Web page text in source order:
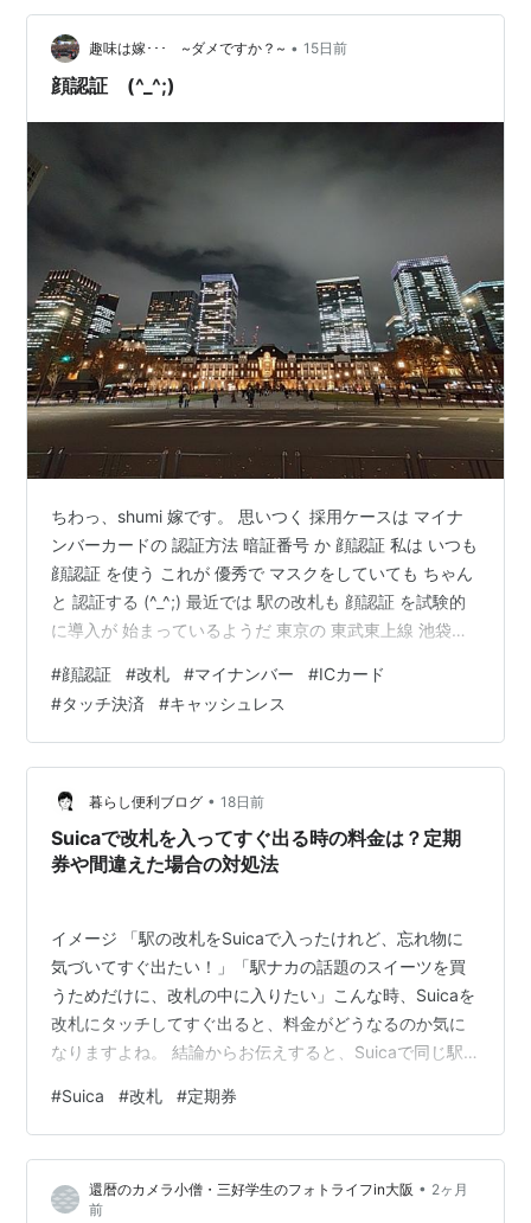
趣味は嫁･･･ ~ダメですか？~ • 15日前
顔認証 (^_^;)
ちわっ、shumi 嫁です。 思いつく 採用ケースは マイナ
ンバーカードの 認証方法 暗証番号 か 顔認証 私は いつも
顔認証 を使う これが 優秀で マスクをしていても ちゃん
と 認証する (^_^;) 最近では 駅の改札も 顔認証 を試験的
に導入が 始まっているようだ 東京の 東武東上線 池袋か
の切符を 駅の窓口で買い 改札には 人が立ち 切符に 駅特
有の 何て言ったかな 切り込みを 入れてた (^_^;) ちなみに
この切り込みは 駅ごとに 型が違ったらしい･･･ それが 磁
気切符 になり 改札には 人じゃなく 磁気を読み取る…
#顔認証 #改札 #マイナンバー #ICカード
#タッチ決済 #キャッシュレス
暮らし便利ブログ • 18日前
Suicaで改札を入ってすぐ出る時の料金は？定期
券や間違えた場合の対処法
イメージ 「駅の改札をSuicaで入ったけれど、忘れ物に
気づいてすぐ出たい！」「駅ナカの話題のスイーツを買
うためだけに、改札の中に入りたい」こんな時、Suicaを
改札にタッチしてすぐ出ると、料金がどうなるのか気に
なりますよね。 結論からお伝えすると、Suicaで同じ駅
じ料金（150円または140円）」が自動的に引き落とされ
ます。これはJR東日本などで導入されている「タッチで
エキナカ」という便利なサービスが適用されるためで
す。 ただし、「Suica定期券」を持っていて、その駅が
#Suica #改札 #定期券
還暦のカメラ小僧・三好学生のフォトライフin大阪 • 2ヶ月
前